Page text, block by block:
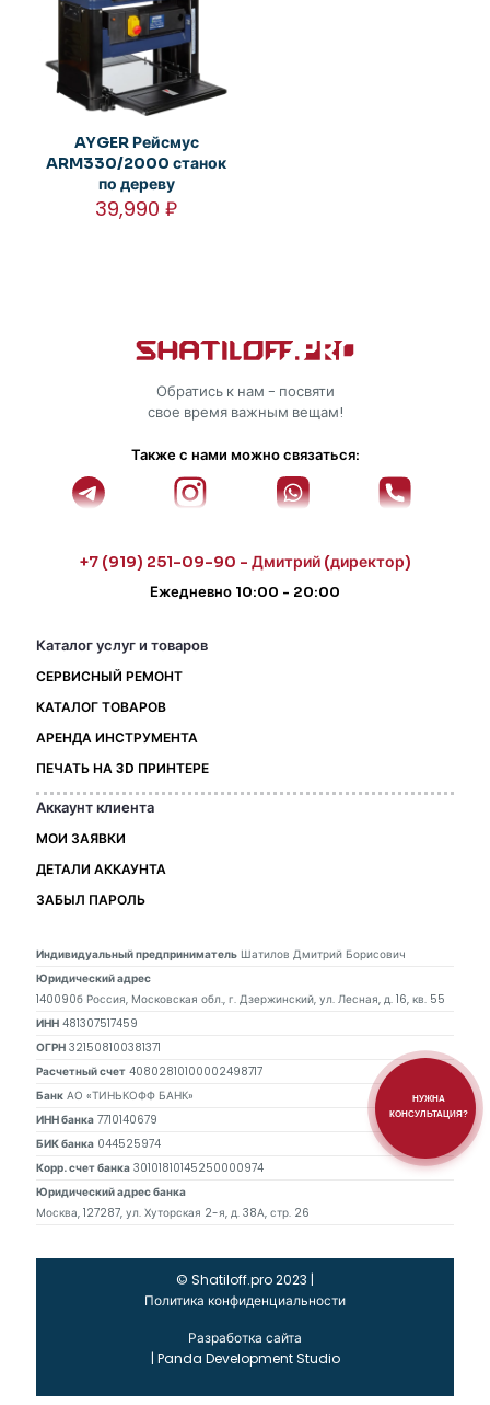
AYGER Рейсмус
ARM330/2000 станок
по дереву
39,990₽
Обратись к нам - посвяти
свое время важным вещам!
Также с нами можно связаться:
+7 (919) 251-09-90 - Дмитрий (директор)
Ежедневно 10:00 - 20:00
Каталог услуг и товаров
СЕРВИСНЫЙ РЕМОНТ
КАТАЛОГ ТОВАРОВ
АРЕНДА ИНСТРУМЕНТА
ПЕЧАТЬ НА 3D ПРИНТЕРЕ
Аккаунт клиента
МОИ ЗАЯВКИ
ДЕТАЛИ АККАУНТА
ЗАБЫЛ ПАРОЛЬ
Индивидуальный предприниматель Шатилов Дмитрий Борисович
Юридический адрес
140090б Россия, Московская обл., г. Дзержинский, ул. Лесная, д. 16, кв. 55
ИНН 481307517459
ОГРН 321508100381371
Расчетный счет 40802810100002498717
Банк АО «ТИНЬКОФФ БАНК»
ИНН банка 7710140679
БИК банка 044525974
Корр. счет банка 30101810145250000974
Юридический адрес банка
Москва, 127287, ул. Хуторская 2-я, д. 38А, стр. 26
НУЖНА
КОНСУЛЬТАЦИЯ?
© Shatiloff.pro 2023 |
Политика конфиденциальности
Разработка сайта
| Panda Development Studio